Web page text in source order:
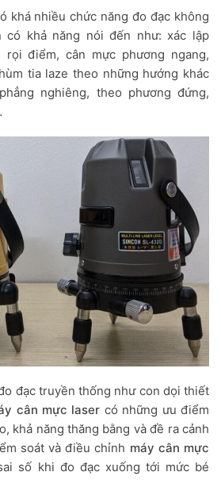
khá nhiều chức năng đo đạc không
có khả năng nói đến như: xác lập
điểm, cân mực phương ngang,
tia laze theo những hướng khác
nghiêng, theo phương đứng,
đạc truyền thống như con dọi thiết
cân mực laser có những ưu điểm
khả năng thăng bằng và đề ra cảnh
soát và điều chỉnh máy cân mực
số khi đo đạc xuống tới mức bé